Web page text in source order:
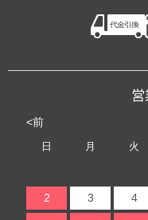
<前
日 月 火
2 3 4